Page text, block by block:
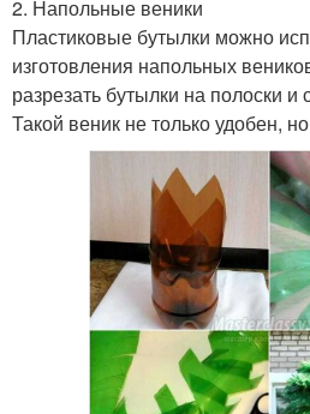
2. Напольные веники
Пластиковые бутылки можно
изготовления напольных
разрезать бутылки на полоски и
Такой веник не только удобен,